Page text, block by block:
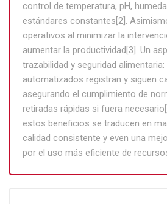
control de temperatura, pH,
estándares constantes[2].
operativos al minimizar la
aumentar la productividad[3]. Un
trazabilidad y seguridad
automatizados registran y siguen
asegurando el cumplimiento de
retiradas rápidas si fuera
estos beneficios se traducen en
calidad consistente y even una
por el uso más eficiente de